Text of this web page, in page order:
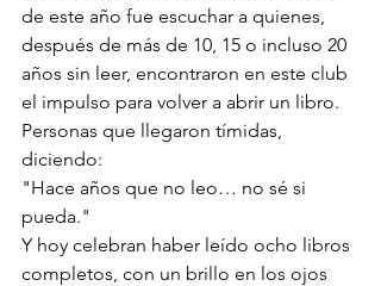
de este año fue escuchar a quienes,
después de más de 10, 15 o incluso 20
años sin leer, encontraron en este club
el impulso para volver a abrir un libro.
Personas que llegaron tímidas,
diciendo:
"Hace años que no leo… no sé si
pueda."
Y hoy celebran haber leído ocho libros
completos, con un brillo en los ojos